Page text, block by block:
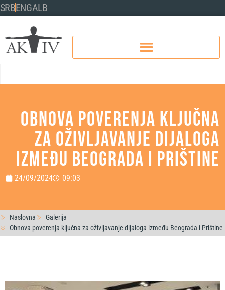
SRBENGALB
Obnova poverenja ključna
za oživljavanje dijaloga
između Beograda i Prištine
24/09/2024 09:03
Naslovna
Galerija
Obnova poverenja ključna za oživljavanje dijaloga između Beograda i Prištine